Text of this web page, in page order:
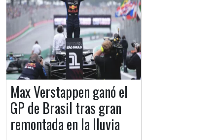
Max Verstappen ganó el
GP de Brasil tras gran
remontada en la lluvia